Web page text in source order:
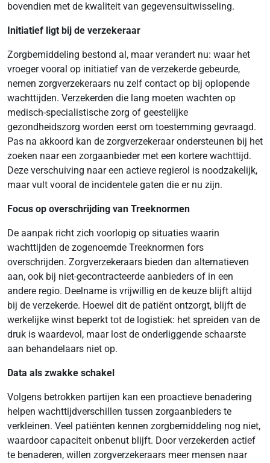
bovendien met de kwaliteit van gegevensuitwisseling.
Initiatief ligt bij de verzekeraar
Zorgbemiddeling bestond al, maar verandert nu: waar het
vroeger vooral op initiatief van de verzekerde gebeurde,
nemen zorgverzekeraars nu zelf contact op bij oplopende
wachttijden. Verzekerden die lang moeten wachten op
medisch-specialistische zorg of geestelijke
gezondheidszorg worden eerst om toestemming gevraagd.
Pas na akkoord kan de zorgverzekeraar ondersteunen bij het
zoeken naar een zorgaanbieder met een kortere wachttijd.
Deze verschuiving naar een actieve regierol is noodzakelijk,
maar vult vooral de incidentele gaten die er nu zijn.
Focus op overschrijding van Treeknormen
De aanpak richt zich voorlopig op situaties waarin
wachttijden de zogenoemde Treeknormen fors
overschrijden. Zorgverzekeraars bieden dan alternatieven
aan, ook bij niet-gecontracteerde aanbieders of in een
andere regio. Deelname is vrijwillig en de keuze blijft altijd
bij de verzekerde. Hoewel dit de patiënt ontzorgt, blijft de
werkelijke winst beperkt tot de logistiek: het spreiden van de
druk is waardevol, maar lost de onderliggende schaarste
aan behandelaars niet op.
Data als zwakke schakel
Volgens betrokken partijen kan een proactieve benadering
helpen wachttijdverschillen tussen zorgaanbieders te
verkleinen. Veel patiënten kennen zorgbemiddeling nog niet,
waardoor capaciteit onbenut blijft. Door verzekerden actief
te benaderen, willen zorgverzekeraars meer mensen naar